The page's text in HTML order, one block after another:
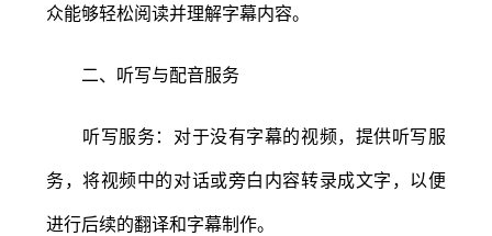
众能够轻松阅读并理解字幕内容。
二、听写与配音服务
听写服务：对于没有字幕的视频，提供听写服
务，将视频中的对话或旁白内容转录成文字，以便
进行后续的翻译和字幕制作。